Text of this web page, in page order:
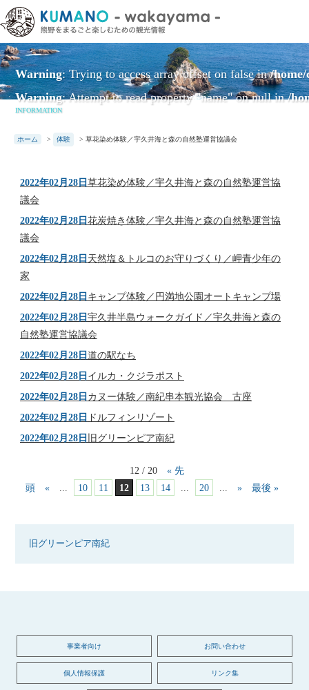
文
に
ス
キ
ッ
Warning: Trying to access array offset on false in/
Warning: Attempt to read property "name" on null in/
INFORMATION
ホーム > 体験 > 草花染め体験／宇久井海と森の自然塾運営協議会
2022年02月28日草花染め体験／宇久井海と森の自然塾運営協
議会
2022年02月28日花炭焼き体験／宇久井海と森の自然塾運営協
議会
2022年02月28日 天然塩＆トルコのお守りづくり／岬青少年の
家
2022年02月28日 キャンプ体験／円満地公園オートキャンプ場
2022年02月28日宇久井半島ウォークガイド／宇久井海と森の
自然塾運営協議会
2022年02月28日道の駅なち
2022年02月28日 イルカ・クジラポスト
2022年02月28日 カヌー体験／南紀串本観光協会 古座
2022年02月28日 ドルフィンリゾート
2022年02月28日 旧グリーンピア南紀
12 / 20
« 先
頭
« 10 11 12 13 14 20 » 最後 »
旧グリーンピア南紀
事業者向け お問い合わせ
個人情報保護 リンク集